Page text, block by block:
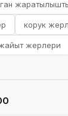
корук
жерлери